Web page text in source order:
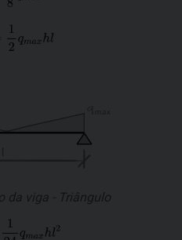
da viga - Triângulo